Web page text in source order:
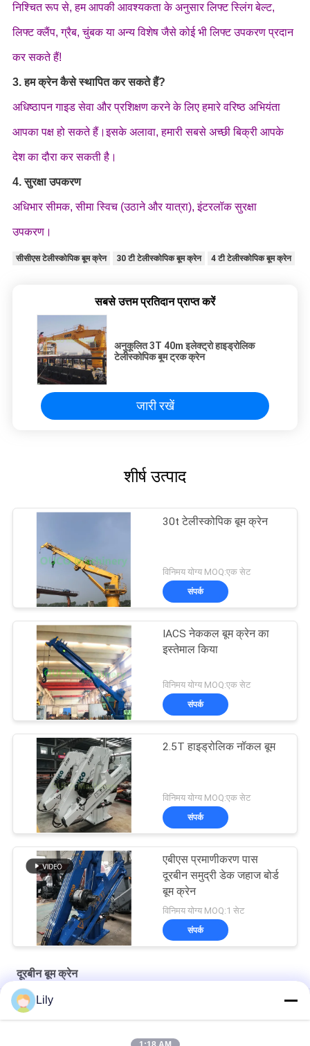
निश्चित रूप से, हम आपकी आवश्यकता के अनुसार लिफ्ट स्लिंग बेल्ट,
लिफ्ट क्लैंप, ग्रैब, चुंबक या अन्य विशेष जैसे कोई भी लिफ्ट उपकरण प्रदान
कर सकते हैं!
3. हम क्रेन कैसे स्थापित कर सकते हैं?
अधिष्ठापन गाइड सेवा और प्रशिक्षण करने के लिए हमारे वरिष्ठ अभियंता
आपका पक्ष हो सकते हैं।इसके अलावा, हमारी सबसे अच्छी बिक्री आपके
देश का दौरा कर सकती है।
4. सुरक्षा उपकरण
अधिभार सीमक, सीमा स्विच (उठाने और यात्रा), इंटरलॉक सुरक्षा
उपकरण।
सीसीएस टेलीस्कोपिक बूम क्रेन 30 टी टेलीस्कोपिक बूम क्रेन 4 टी टेलीस्कोपिक बूम क्रेन
सबसे उत्तम प्रतिदान प्राप्त करें
अनुकूलित 3T 40m इलेक्ट्रो हाइड्रोलिक
टेलीस्कोपिक बूम ट्रक क्रेन
जारी रखें
शीर्ष उत्पाद
30t टेलीस्कोपिक बूम क्रेन
विनिमय योग्य MOQ:एक सेट
संपर्क
IACS नेककल बूम क्रेन का
इस्तेमाल किया
विनिमय योग्य MOQ:एक सेट
संपर्क
2.5T हाइड्रोलिक नॉकल बूम
विनिमय योग्य MOQ:एक सेट
संपर्क
एबीएस प्रमाणीकरण पास
दूरबीन समुद्री डेक जहाज बोर्ड
बूम क्रेन
विनिमय योग्य MOQ:1 सेट
संपर्क
दूरबीन बूम क्रेन
जहाज के लिए 10 टन इलेक्ट्रिक इंजन कक्ष क्रेन
Lily